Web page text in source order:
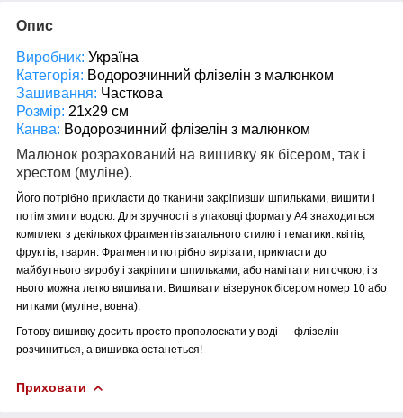
Опис
Виробник: Україна
Категорія: Водорозчинний флізелін з малюнком
Зашивання: Часткова
Розмір: 21х29 см
Канва: Водорозчинний флізелін з малюнком
Малюнок розрахований на вишивку як бісером, так і
хрестом (муліне).
Його потрібно прикласти до тканини закріпивши шпильками, вишити і
потім змити водою. Для зручності в упаковці формату А4 знаходиться
комплект з декількох фрагментів загального стилю і тематики: квітів,
фруктів, тварин. Фрагменти потрібно вирізати, прикласти до
майбутнього виробу і закріпити шпильками, або намітати ниточкою, і з
нього можна легко вишивати. Вишивати візерунок бісером номер 10 або
нитками (муліне, вовна).
Готову вишивку досить просто прополоскати у воді ― флізелін
розчиниться, а вишивка останеться!
Приховати